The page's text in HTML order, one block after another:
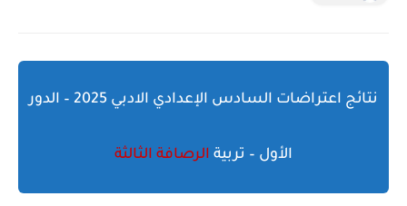
نتائج اعتراضات السادس الإعدادي الادبي 2025 – الدور
الأول – تربية الرصافة الثالثة